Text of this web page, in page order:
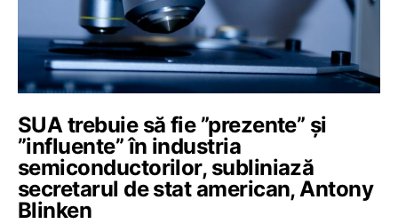
SUA trebuie să fie ”prezente” şi
”influente” în industria
semiconductorilor, subliniază
secretarul de stat american, Antony
Blinken